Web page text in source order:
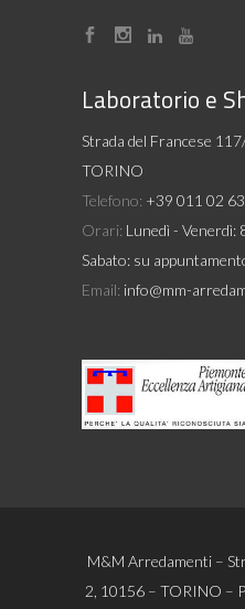
Laboratorio e
Strada del Francese
TORINO
Telefono: +39 011 02
Orari: Lunedì - Venerdì:
Sabato: su
Email: info@mm-
M&M Arredamenti –
2, 10156 – TORINO –